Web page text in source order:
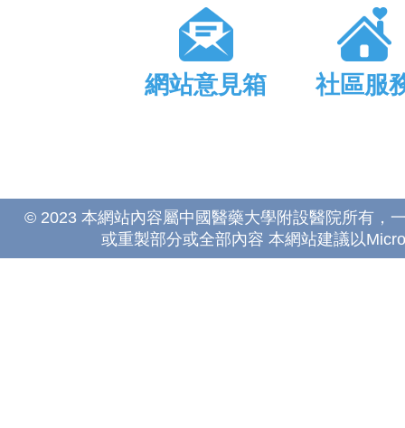
網站意見箱 社區服
© 2023 本網站內容屬中國醫藥大學附設醫院所有，
或重製部分或全部內容 本網站建議以